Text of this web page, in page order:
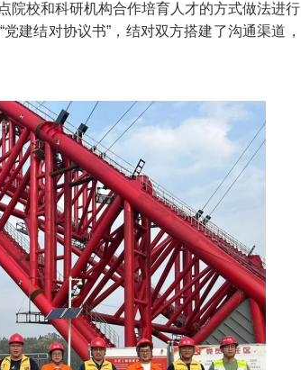
院校和科研机构合作培育人才的方式做法进行
建结对协议书”，结对双方搭建了沟通渠道，